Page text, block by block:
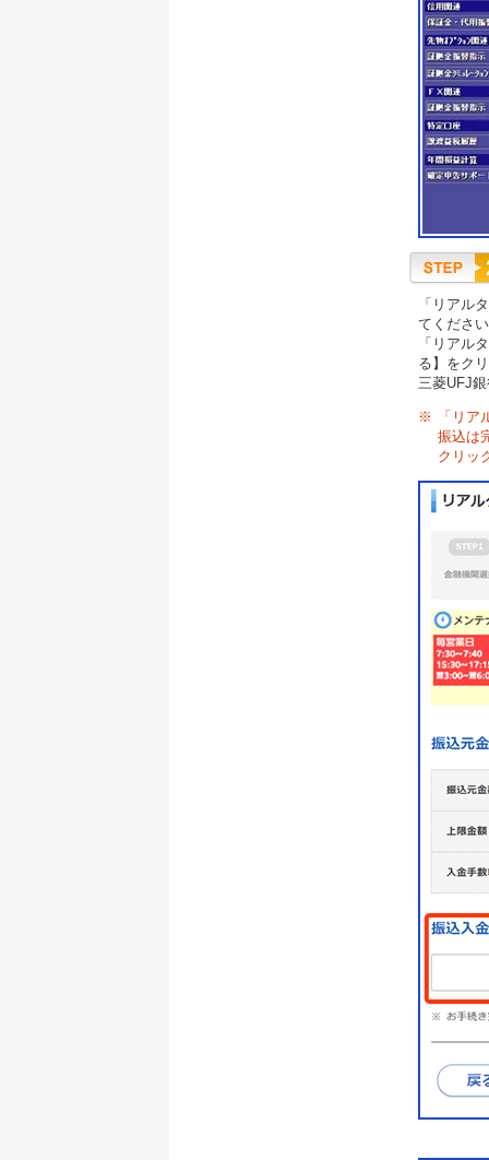
「リアル
てくださ
「リアル
る】をク
三菱UFJ
※
「リ
振込は
クリッ